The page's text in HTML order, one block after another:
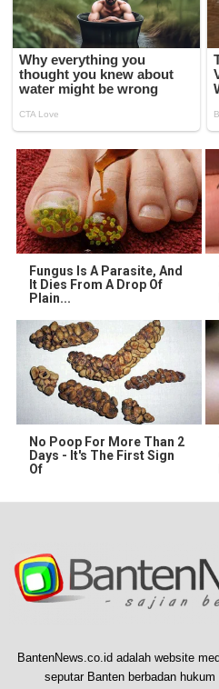
Fungus Is A Parasite, And
It Dies From A Drop Of
Plain...
No Poop For More Than 2
Days - It's The First Sign
Of
BantenNews.co.id adalah website
seputar Banten berbadan